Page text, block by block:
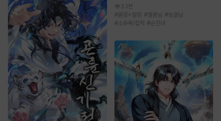
3.1천
#몸정>맘정 #절륜남 #능글남
#소유욕/집착 #순진녀